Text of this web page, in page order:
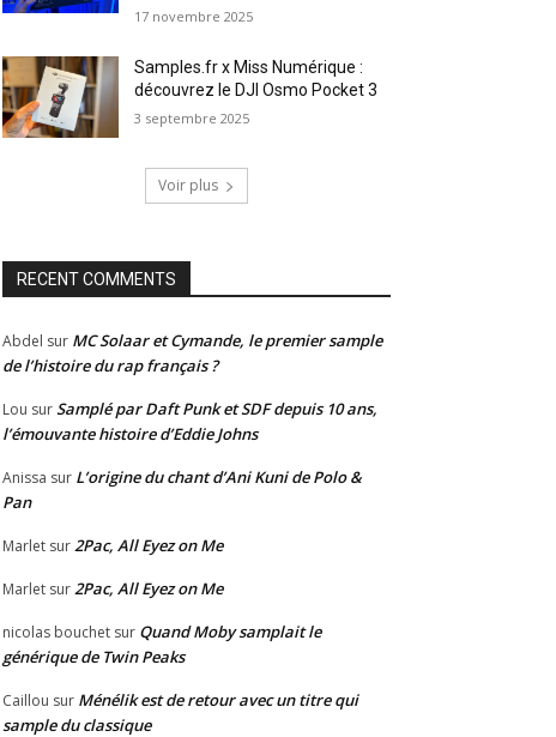
17 novembre 2025
Samples.fr x Miss Numérique :
découvrez le DJI Osmo Pocket 3
3 septembre 2025
Voir plus
RECENT COMMENTS
Abdel sur MC Solaar et Cymande, le premier sample
de l’histoire du rap français ?
Lou surSamplé par Daft Punk et SDF depuis 10 ans,
l’émouvante histoire d’Eddie Johns
Anissa sur L’origine du chant d’Ani Kuni de Polo &
Pan
Marlet sur2Pac, All Eyez on Me
Marlet sur2Pac, All Eyez on Me
nicolas bouchet sur Quand Moby samplait le
générique de Twin Peaks
Caillou sur Ménélik est de retour avec un titre qui
sample du classique